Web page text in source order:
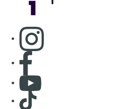
Consulter page Instagram
Consulter page Facebook
Consulter Youtube
Consulter TikTok